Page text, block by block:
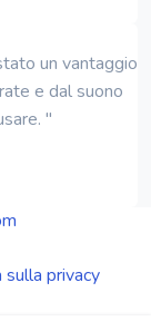
un vantaggio
e dal suono
"
sulla privacy